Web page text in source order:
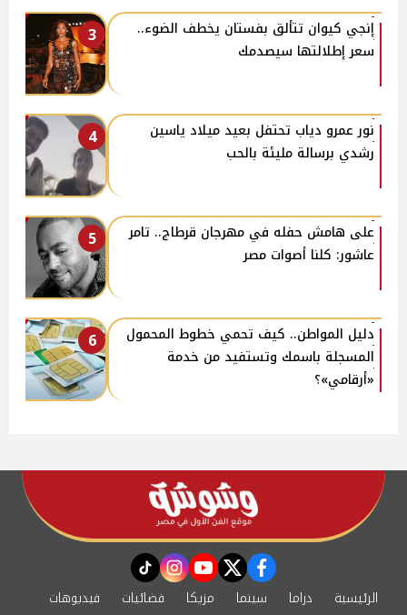
3
إنجي كيوان تتألق بفستان يخطف الضوء..
سعر إطلالتها سيصدمك
4
نور عمرو دياب تحتفل بعيد ميلاد ياسين
رشدي برسالة مليئة بالحب
5
على هامش حفله في مهرجان قرطاج.. تامر
عاشور: كلنا أصوات مصر
6
دليل المواطن.. كيف تحمي خطوط المحمول
المسجلة باسمك وتستفيد من خدمة
«أرقامي»؟
facebook
twitter
youtube
instagram
tiktok
الرئيسية دراما سينما مزيكا فضائيات فيديوهات